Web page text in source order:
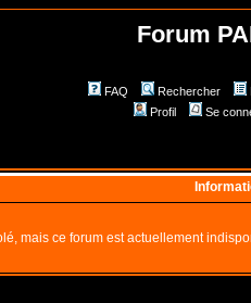
Forum
FAQ Rechercher
Profil
Se
mais ce forum est actuellement